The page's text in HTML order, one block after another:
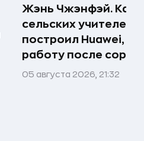
Жэнь Чжэнфэй. Как
сельских учителей
построил Huawei,
работу после
05 августа 2026, 21:32